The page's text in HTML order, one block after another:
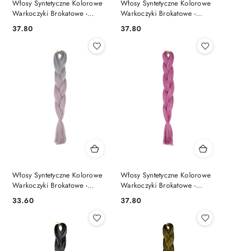
Włosy Syntetyczne Kolorowe
Warkoczyki Brokatowe -
Cena:
37.80
Włosy Syntetyczne Kolorowe
Warkoczyki Brokatowe -
Cena:
37.80
Włosy Syntetyczne Kolorowe
Warkoczyki Brokatowe -
ZB240S
Cena:
33.60
Włosy Syntetyczne Kolorowe
Warkoczyki Brokatowe -
ZB004JR
Cena:
37.80